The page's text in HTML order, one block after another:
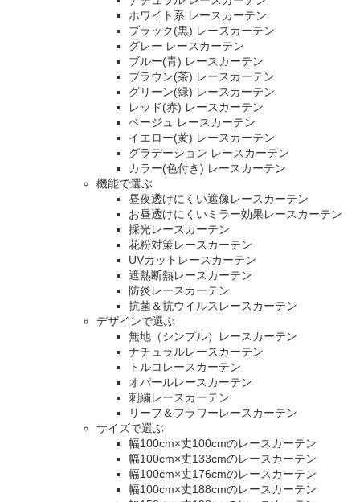
ホワイト系 レースカーテン
ブラック(黒) レースカーテン
グレー レースカーテン
ブルー(青) レースカーテン
ブラウン(茶) レースカーテン
グリーン(緑) レースカーテン
レッド(赤) レースカーテン
ベージュ レースカーテン
イエロー(黄) レースカーテン
グラデーション レースカーテン
カラー(色付き) レースカーテン
機能で選ぶ
昼夜透けにくい遮像レースカーテン
お昼透けにくいミラー効果レースカーテン
採光レースカーテン
花粉対策レースカーテン
UVカットレースカーテン
遮熱断熱レースカーテン
防炎レースカーテン
抗菌＆抗ウイルスレースカーテン
デザインで選ぶ
無地（シンプル）レースカーテン
ナチュラルレースカーテン
トルコレースカーテン
オパールレースカーテン
刺繍レースカーテン
リーフ＆フラワーレースカーテン
サイズで選ぶ
幅100cm×丈100cmのレースカーテン
幅100cm×丈133cmのレースカーテン
幅100cm×丈176cmのレースカーテン
幅100cm×丈188cmのレースカーテン